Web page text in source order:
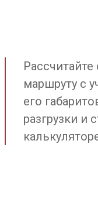
маршруту с
его
разгрузки и